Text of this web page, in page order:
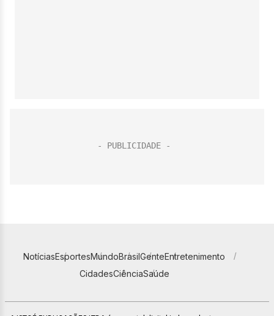
NotíciasEsportesMundoBrasilGenteEntretenimento
CidadesCiênciaSaúde